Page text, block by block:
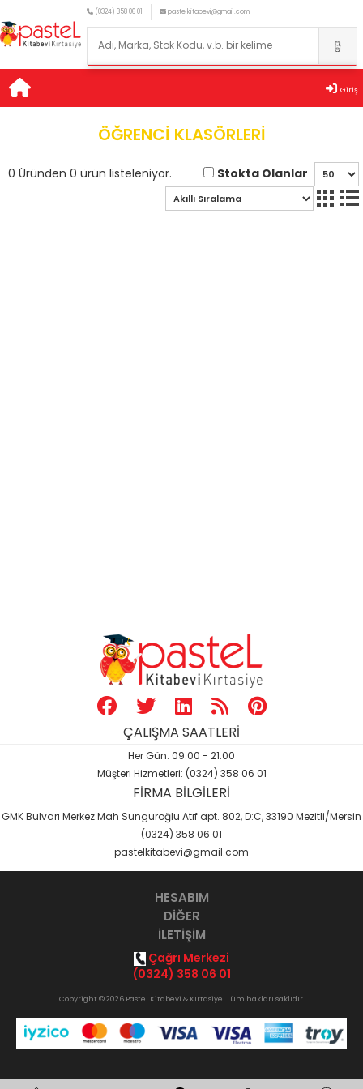
(0324) 358 06 01 pastelkitabevi@gmail.com
Giriş
ÖĞRENCİ KLASÖRLERİ
0 Üründen 0 ürün listeleniyor. Stokta Olanlar
ÇALIŞMA SAATLERİ
Her Gün: 09:00 - 21:00
Müşteri Hizmetleri: (0324) 358 06 01
FİRMA BİLGİLERİ
GMK Bulvarı Merkez Mah Sunguroğlu Atıf apt. 802, D:C, 33190 Mezitli/Mersin
(0324) 358 06 01
pastelkitabevi@gmail.com
HESABIM
DİĞER
İLETİŞİM
Çağrı Merkezi
(0324) 358 06 01
Copyright © 2026 Pastel Kitabevi & Kırtasiye. Tüm hakları saklıdır.
B2B Yazılımı ile hazırlanmıştır.